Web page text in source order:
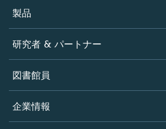
製品
ジャーナル
書籍
プラットフォーム
研究者 & パートナー
著者
編集者
オープンサイエンス
図書館員
概要
製品
企業情報